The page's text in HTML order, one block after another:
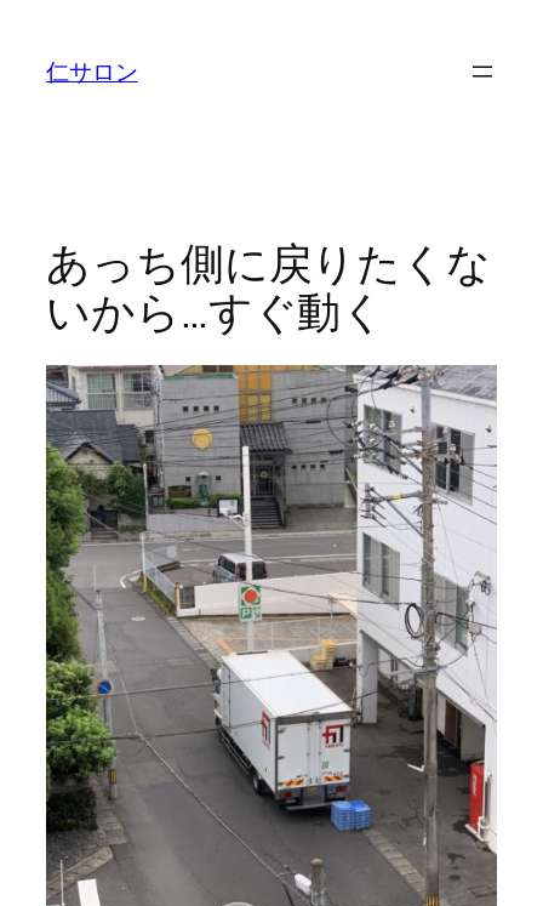
仁サロン
あっち側に戻りたくな
いから…すぐ動く